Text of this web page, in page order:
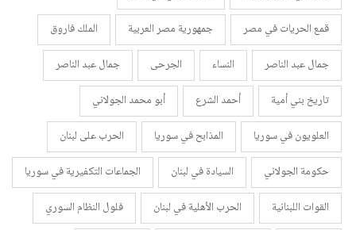
قمع الحريات في مصر
جمهورية مصر العربية
الملك فاروق
جمال عبد الناصر
النساء الجرحى
جمال عبد الناصر
تاريخ بني أمية
أحمد الشرع
أبو محمد الجولاني
العلويون في سوريا
المذابح في سوريا
الحرب على لبنان
حكومة الجولاني
السيادة في لبنان
الجماعات التكفيرية في سوريا
القوات اللبنانية
الحرب الأهلية في لبنان
فلول النظام السوري